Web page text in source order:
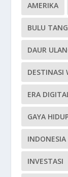
AMERIKA
BULU
DAUR
DESTINASI
ERA
GAYA
INDONESIA
INVESTASI